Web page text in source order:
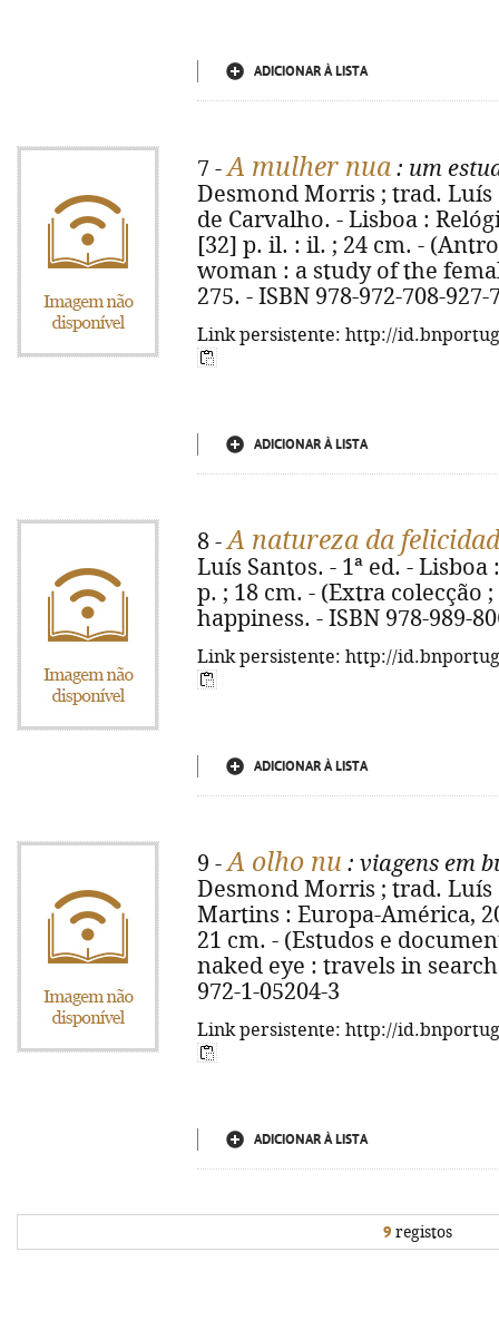
ADICIONAR À LISTA
7 -A mulher nua : um
Desmond Morris ; trad. Luís
de Carvalho. - Lisboa :
[32] p. il. : il. ; 24 cm. -
woman : a study of the
275. - ISBN 978-972-708-927-
Link persistente: http://
ADICIONAR À LISTA
8 -A natureza da
Luís Santos. - 1ª ed. - Lisboa
p. ; 18 cm. - (Extra colecção
happiness. - ISBN 978-989-
Link persistente: http://
ADICIONAR À LISTA
9 -A olho nu : viagens em
Desmond Morris ; trad. Luís
Martins : Europa-América,
21 cm. - (Estudos e
naked eye : travels in
972-1-05204-3
Link persistente: http://
ADICIONAR À LISTA
9 registos